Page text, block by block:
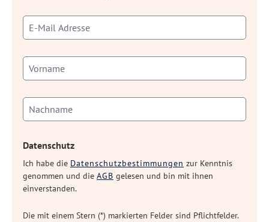
Datenschutz
Ich habe die Datenschutzbestimmungen zur Kenntnis
genommen und die AGB gelesen und bin mit ihnen
einverstanden.
Die mit einem Stern (*) markierten Felder sind Pflichtfelder.